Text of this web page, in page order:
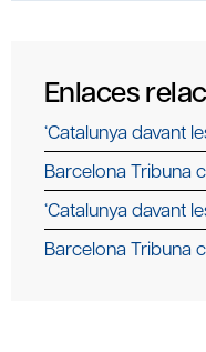
Enlaces
‘Catalunya davant
Barcelona Tribuna
‘Catalunya davant
Barcelona Tribuna